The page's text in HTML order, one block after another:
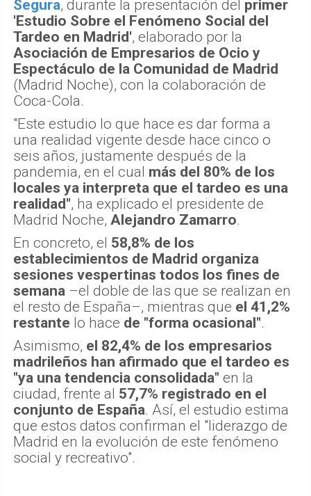
Segura, durante la presentación del primer
'Estudio Sobre el Fenómeno Social del
Tardeo en Madrid', elaborado por la
Asociación de Empresarios de Ocio y
Espectáculo de la Comunidad de Madrid
(Madrid Noche), con la colaboración de
Coca-Cola.
"Este estudio lo que hace es dar forma a
una realidad vigente desde hace cinco o
seis años, justamente después de la
pandemia, en el cual más del 80% de los
locales ya interpreta que el tardeo es una
realidad", ha explicado el presidente de
Madrid Noche, Alejandro Zamarro.
En concreto, el 58,8% de los
establecimientos de Madrid organiza
sesiones vespertinas todos los fines de
semana –el doble de las que se realizan en
el resto de España–, mientras que el 41,2%
restante lo hace de "forma ocasional".
Asimismo, el 82,4% de los empresarios
madrileños han afirmado que el tardeo es
"ya una tendencia consolidada" en la
ciudad, frente al 57,7% registrado en el
conjunto de España. Así, el estudio estima
que estos datos confirman el "liderazgo de
Madrid en la evolución de este fenómeno
social y recreativo".